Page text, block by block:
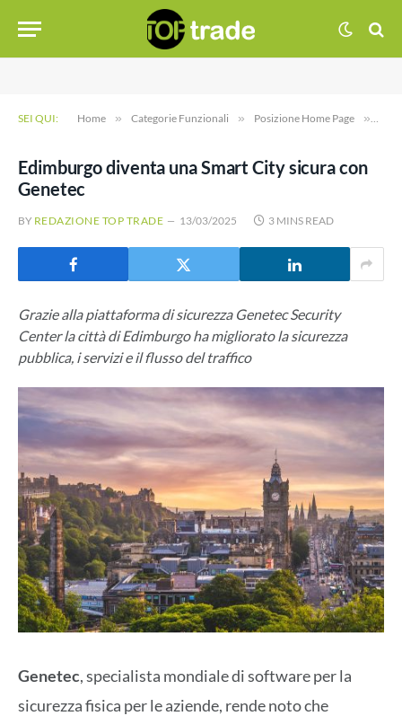
SEI QUI: Home » Categorie Funzionali » Posizione Home Page »
Edimburgo diventa una Smart City sicura con
Genetec
BY REDAZIONE TOP TRADE 13/03/2025 3 MINS READ
Grazie alla piattaforma di sicurezza Genetec Security
Center la città di Edimburgo ha migliorato la sicurezza
pubblica, i servizi e il flusso del traffico
Genetec, specialista mondiale di software per la
sicurezza fisica per le aziende, rende noto che